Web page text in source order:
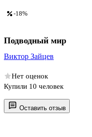
Оставить отзыв
-18%
Подводный мир
Виктор Зайцев
Нет оценок
Купили 10 человек